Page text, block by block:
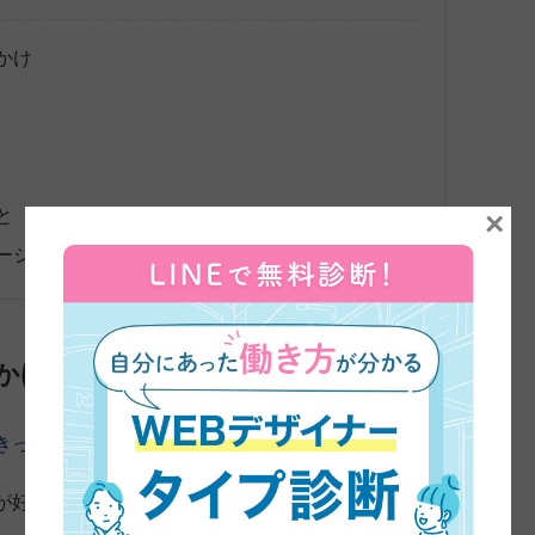
け
ジ
け
っかけや理由を教えてください。
きだったので、そういったことを仕事にできたら楽
×